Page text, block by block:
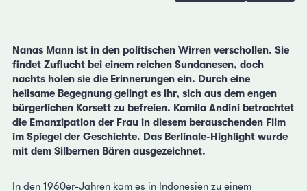
Nanas Mann ist in den politischen Wirren verschollen. Sie
findet Zuflucht bei einem reichen Sundanesen, doch
nachts holen sie die Erinnerungen ein. Durch eine
heilsame Begegnung gelingt es ihr, sich aus dem engen
bürgerlichen Korsett zu befreien. Kamila Andini betrachtet
die Emanzipation der Frau in diesem berauschenden Film
im Spiegel der Geschichte. Das Berlinale-Highlight wurde
mit dem Silbernen Bären ausgezeichnet.
In den 1960er-Jahren kam es in Indonesien zu einem